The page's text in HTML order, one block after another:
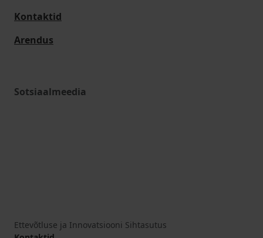
Kontaktid
Arendus
Sotsiaalmeedia
Ettevõtluse ja Innovatsiooni Sihtasutus